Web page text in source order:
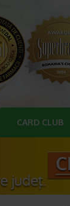
CARD CLUB